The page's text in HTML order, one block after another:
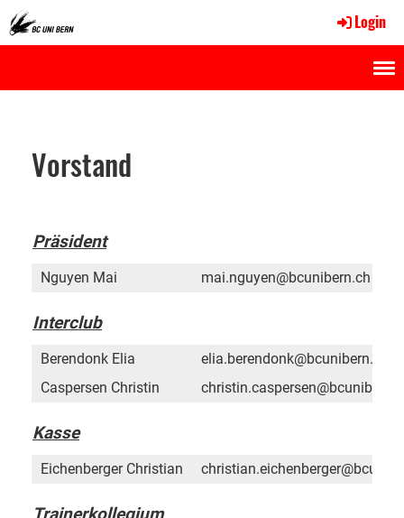
Login
Vorstand
Präsident
Nguyen Mai mai.nguyen@bcunibern.ch
Interclub
Berendonk Elia
elia.berendonk@bcunibern.ch
Caspersen Christin
Kasse
Eichenberger Christian